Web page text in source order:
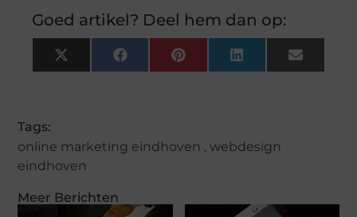
Meer Berichten
Goed artikel? Deel hem dan op:
X
(Twitter)
FacebookPinterestLinkedInEmail
Tags:
online marketing eindhoven ,webdesign
eindhoven